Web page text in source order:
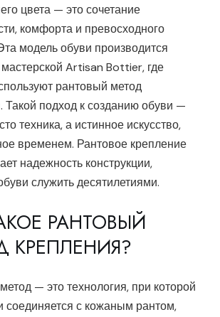
цвета — это сочетание
комфорта и превосходного
модель обуви производится
Artisan Bottier, где
рантовый метод
Такой подход к созданию обуви —
техника, а истинное искусство,
временем. Рантовое крепление
надежность конструкции,
служить десятилетиями.
РАНТОВЫЙ
КРЕПЛЕНИЯ?
— это технология, при которой
соединяется с кожаным рантом,